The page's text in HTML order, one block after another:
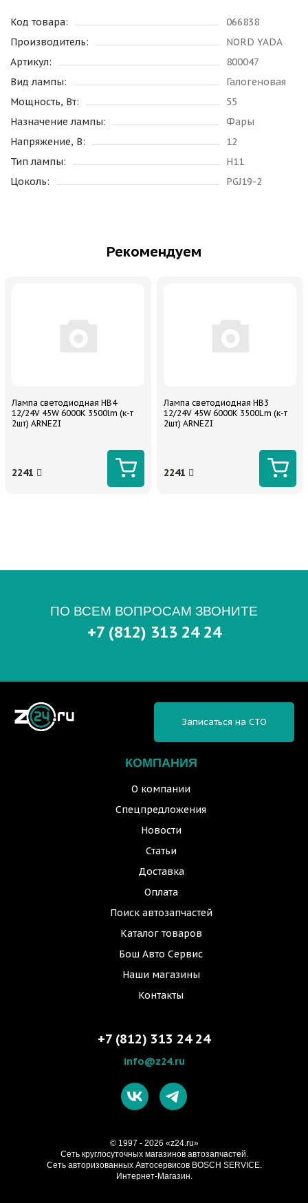
Код товара:
066838
Производитель:
NORD YADA
Артикул:
800047
Вид лампы:
Галогеновая
Мощность, Вт:
55
Назначение лампы:
Фары
Напряжение, В:
12
Тип лампы:
H11
Цоколь:
PGJ19-2
Рекомендуем
Лампа светодиодная HB4
12/24V 45W 6000K 3500lm (к-т
2шт) ARNEZI
2241
Лампа светодиодная HB3
12/24V 45W 6000K 3500Lm (к-т
2шт) ARNEZI
2241
ПО ВСЕМ ВОПРОСАМ ЗВОНИТЕ
+7 (812) 313 24 24
КОМПАНИЯ
О компании
Спецпредложения
Новости
Статьи
Доставка
Оплата
Поиск автозапчастей
Каталог товаров
Бош Авто Сервис
Наши магазины
Контакты
Записаться на СТО
+7 (812) 313 24 24
info@z24.ru
© 1997 - 2026 «z24.ru»
Cеть круглосуточных магазинов автозапчастей.
Сеть авторизованных Автосервисов BOSCH SERVICE.
Интернет-Магазин.